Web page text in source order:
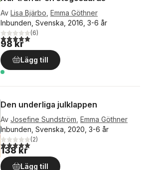
Av Lisa Bjärbo Emma Göthner
Inbunden, Svenska, 2016, 3-6 år
5,0utav 5 stjärnor. Totalt antal röster:
(6)
98 kr
Lägg till
Den underliga julklappen
Av Josefine Sundström Emma Göthner
Inbunden, Svenska, 2020, 3-6 år
5,0utav 5 stjärnor. Totalt antal röster:
(2)
138 kr
Lägg till